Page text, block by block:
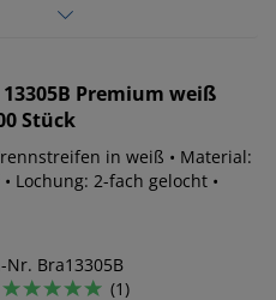
Premium weiß
Stück
in weiß • Material:
Lochung: 2-fach gelocht •
Nr. Bra13305B
(1)